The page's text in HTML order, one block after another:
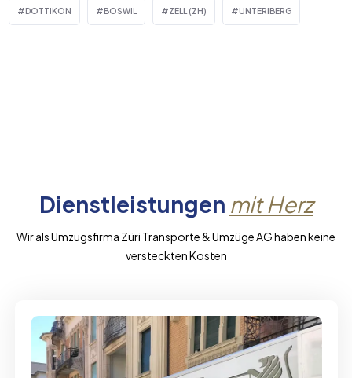
DOTTIKON BOSWIL ZELL (ZH) UNTERIBERG
Dienstleistungen mit Herz
Wir als Umzugsfirma Züri Transporte & Umzüge AG haben keine
versteckten Kosten